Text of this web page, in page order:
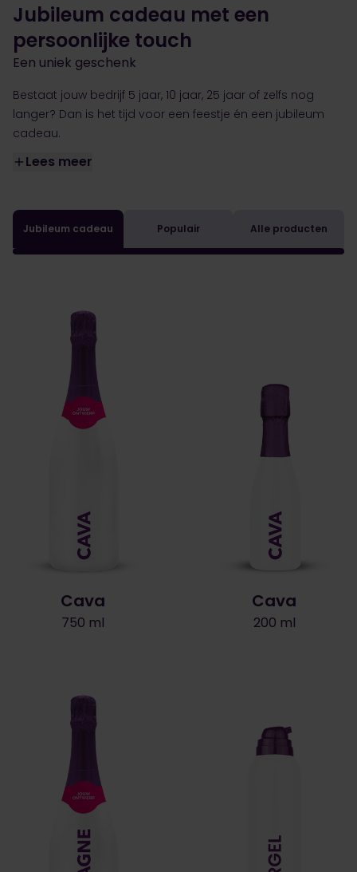
Jubileum cadeau met een
persoonlijke touch
Een uniek geschenk
Bestaat jouw bedrijf 5 jaar, 10 jaar, 25 jaar of zelfs nog
langer? Dan is het tijd voor een feestje én een jubileum
cadeau.
Lees meer
Jubileum cadeau Populair Alle producten
Cava
750 ml
Cava
200 ml